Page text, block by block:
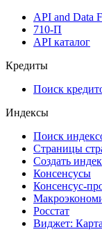
API and Data
710-П
API каталог
Кредиты
Поиск
Индексы
Поиск
Страницы
Создать
Консенсусы
Консенсус-
Росстат
Виджет: